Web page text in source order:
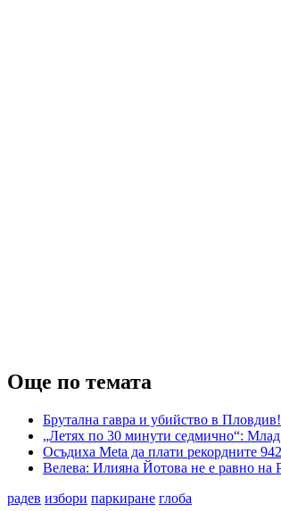
Още по темата
Брутална гавра и убийство в
„Летях по 30 минути седмично“:
Осъдиха Meta да плати рекордните
Велева: Илияна Йотова не е равно
радев избори паркиране глоба